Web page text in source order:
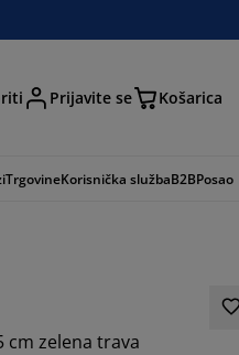
Prijavite se Košarica
TrgovineKorisnička službaB2BPosao
cm zelena trava